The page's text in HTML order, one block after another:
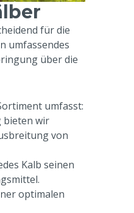
für die
umfassendes
über die
umfasst:
bieten wir
von
Kalb seinen
optimalen